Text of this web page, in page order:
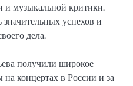
и музыкальной критики.
успехов и
дела.
получили широкое
концертах в России и за